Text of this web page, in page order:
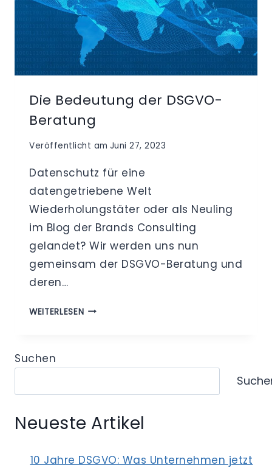
Die Bedeutung der DSGVO-
Beratung
Veröffentlicht am Juni 27, 2023
Datenschutz für eine
datengetriebene Welt
Wiederholungstäter oder als Neuling
im Blog der Brands Consulting
gelandet? Wir werden uns nun
gemeinsam der DSGVO-Beratung und
deren…
WEITERLESENDIE
BERATUNG
Suchen
Neueste Artikel
10 Jahre DSGVO: Was Unternehmen jetzt